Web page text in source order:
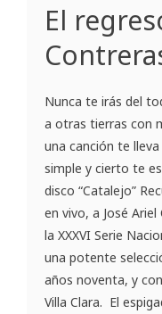
El
Nunca te irás del
a otras tierras con
una canción te
simple y cierto te
disco “Catalejo”
en vivo, a José
la XXXVI Serie
una potente
años noventa, y
Villa Clara. El